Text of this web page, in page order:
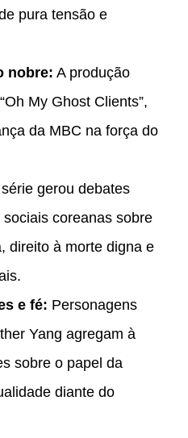
pura tensão e
nobre: A produção
My Ghost Clients”,
da MBC na força do
gerou debates
coreanas sobre
direito à morte digna e
e fé: Personagens
Yang agregam à
sobre o papel da
diante do